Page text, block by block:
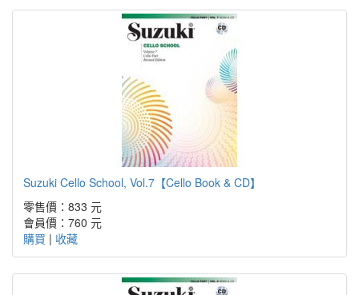
Suzuki Cello School, Vol.7【Cello Book & CD】
零售價：833 元
會員價：760 元
購買 | 收藏